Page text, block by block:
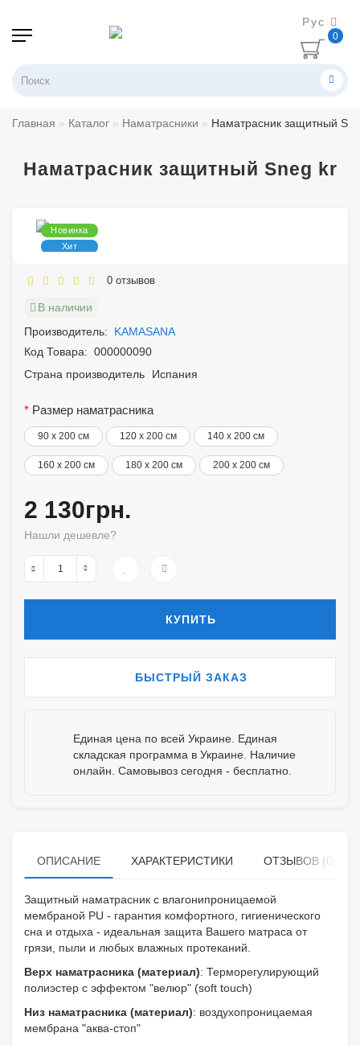
Рус
0
Главная Каталог Наматрасники Наматрасник защитный
Наматрасник защитный Sneg kr
Новинка
Хит
0 отзывов
В наличии
Производитель:
KAMASANA
Код Товара: 000000090
Страна производитель
Испания
Размер наматрасника
90 x 200 см 120 x 200 см 140 x 200 см
160 x 200 см 180 x 200 см 200 x 200 см
2 130грн.
Нашли дешевле?
КУПИТЬ
БЫСТРЫЙ ЗАКАЗ
Единая цена по всей Украине. Единая
складская программа в Украине. Наличие
онлайн. Самовывоз сегодня - бесплатно.
ОПИСАНИЕ ХАРАКТЕРИСТИКИ ОТЗЫВОВ (0)
Защитный наматрасник с влагонипроницаемой
мембраной PU - гарантия комфортного, гигиенического
сна и отдыха - идеальная защита Вашего матраса от
грязи, пыли и любых влажных протеканий.
Верх наматрасника (материал): Терморегулирующий
полиэстер с эффектом "велюр" (soft touch)
Низ наматрасника (материал): воздухопроницаемая
мембрана "аква-стоп"